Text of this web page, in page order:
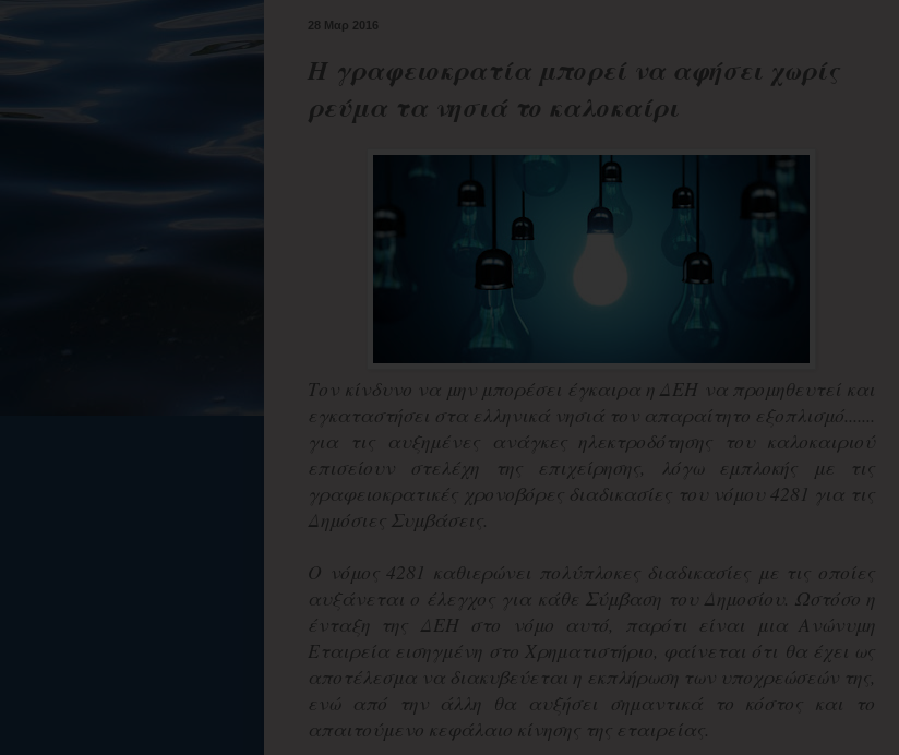
28 Μαρ 2016
Η γραφειοκρατία μπορεί να αφήσει χωρίς
ρεύμα τα νησιά το καλοκαίρι
Τον κίνδυνο να μην μπορέσει έγκαιρα η ΔΕΗ να προμηθευτεί και
εγκαταστήσει στα ελληνικά νησιά τον απαραίτητο εξοπλισμό.......
για τις αυξημένες ανάγκες ηλεκτροδότησης του καλοκαιριού
επισείουν στελέχη της επιχείρησης, λόγω εμπλοκής με τις
γραφειοκρατικές χρονοβόρες διαδικασίες του νόμου 4281 για τις
Δημόσιες Συμβάσεις.
Ο νόμος 4281 καθιερώνει πολύπλοκες διαδικασίες με τις οποίες
αυξάνεται ο έλεγχος για κάθε Σύμβαση του Δημοσίου. Ωστόσο η
ένταξη της ΔΕΗ στο νόμο αυτό, παρότι είναι μια Ανώνυμη
Εταιρεία εισηγμένη στο Χρηματιστήριο, φαίνεται ότι θα έχει ως
αποτέλεσμα να διακυβεύεται η εκπλήρωση των υποχρεώσεών της,
ενώ από την άλλη θα αυξήσει σημαντικά το κόστος και το
απαιτούμενο κεφάλαιο κίνησης της εταιρείας.